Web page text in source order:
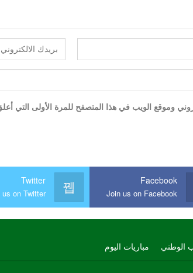
وموقع الويب في هذا المتصفح للمرة الأولى التي
Facebook
Join us on Facebook
Twitter
us on Twitter
الوطني مباريات اليوم